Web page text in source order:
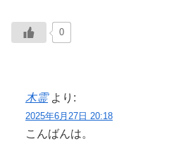
0
木霊 より:
2025年6月27日 20:18
こんばんは。